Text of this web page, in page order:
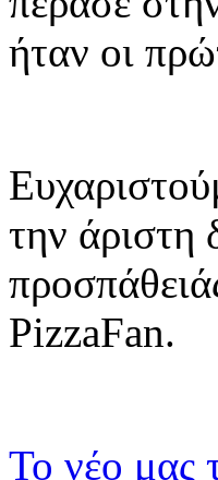
ήταν οι
την άριστη
PizzaFan.
Το νέο μας